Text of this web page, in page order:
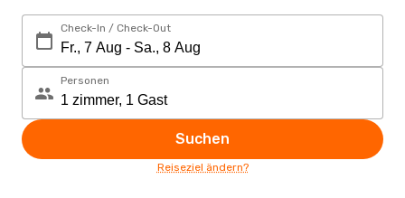
Check-In / Check-Out
Personen
Suchen
Reiseziel ändern?